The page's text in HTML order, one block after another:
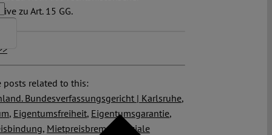
zu Art. 15 GG.
posts related to this:
Bundesverfassungsgericht | Karlsruhe,
, Eigentumsfreiheit, Eigentumsgarantie,
, Mietpreisbremse
Soziale